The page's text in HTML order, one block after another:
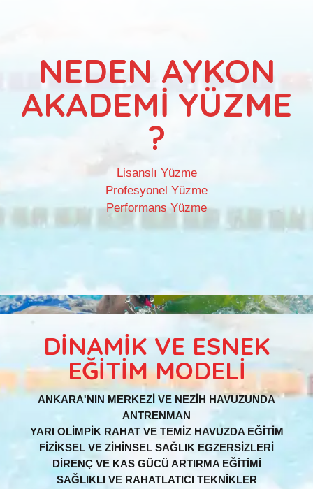
NEDEN AYKON
AKADEMİ YÜZME
?
Lisanslı Yüzme
Profesyonel Yüzme
Performans Yüzme
DİNAMİK VE ESNEK
EĞİTİM MODELİ
ANKARA'NIN MERKEZİ VE NEZİH HAVUZUNDA
ANTRENMAN
YARI OLİMPİK RAHAT VE TEMİZ HAVUZDA EĞİTİM
FİZİKSEL VE ZİHİNSEL SAĞLIK EGZERSİZLERİ
DİRENÇ VE KAS GÜCÜ ARTIRMA EĞİTİMİ
SAĞLIKLI VE RAHATLATICI TEKNİKLER